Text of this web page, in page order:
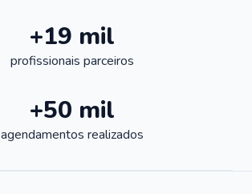
+19 mil
profissionais parceiros
+50 mil
agendamentos realizados